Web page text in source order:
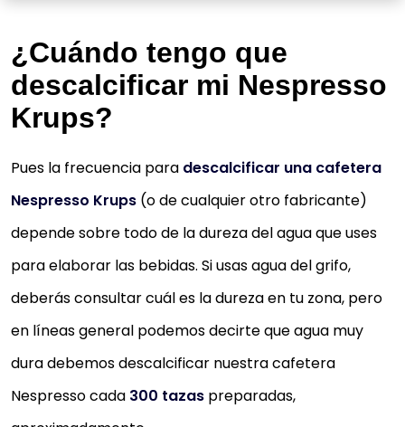
¿Cuándo tengo que
descalcificar mi Nespresso
Krups?
Pues la frecuencia para descalcificar una cafetera
Nespresso Krups (o de cualquier otro fabricante)
depende sobre todo de la dureza del agua que uses
para elaborar las bebidas. Si usas agua del grifo,
deberás consultar cuál es la dureza en tu zona, pero
en líneas general podemos decirte que agua muy
dura debemos descalcificar nuestra cafetera
Nespresso cada 300 tazas preparadas,